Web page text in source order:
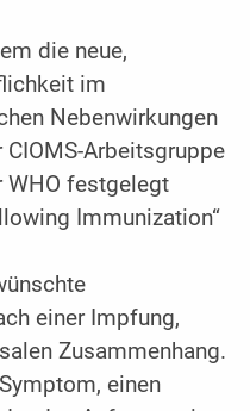
die neue,
im
Nebenwirkungen
Arbeitsgruppe
festgelegt
Immunization“
einer Impfung,
Zusammenhang.
einen